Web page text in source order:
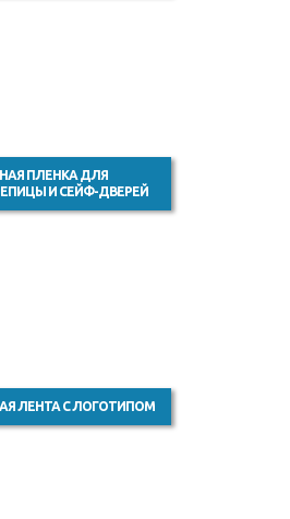
ПЛЕНКА ДЛЯ
И СЕЙФ-ДВЕРЕЙ
ЛЕНТА С ЛОГОТИПОМ